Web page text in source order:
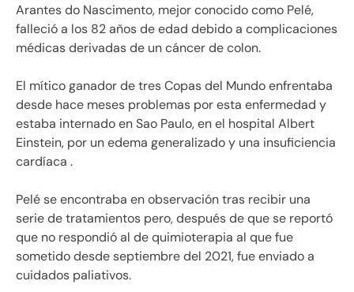
Arantes do Nascimento, mejor conocido como Pelé,
falleció a los 82 años de edad debido a complicaciones
médicas derivadas de un cáncer de colon.
El mítico ganador de tres Copas del Mundo enfrentaba
desde hace meses problemas por esta enfermedad y
estaba internado en Sao Paulo, en el hospital Albert
Einstein, por un edema generalizado y una insuficiencia
cardíaca .
Pelé se encontraba en observación tras recibir una
serie de tratamientos pero, después de que se reportó
que no respondió al de quimioterapia al que fue
sometido desde septiembre del 2021, fue enviado a
cuidados paliativos.